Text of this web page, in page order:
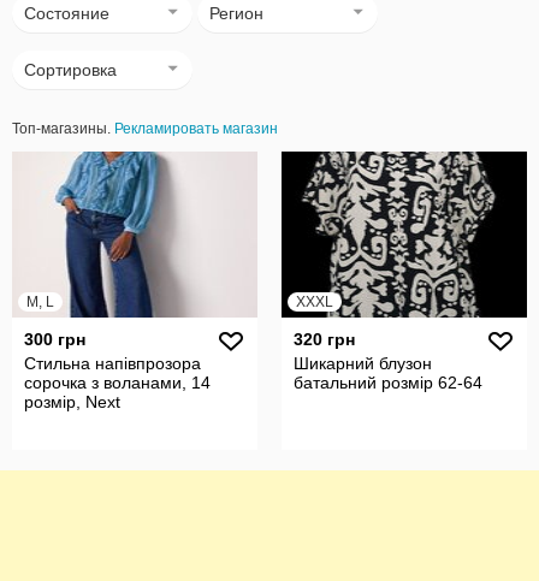
Состояние Регион
Сортировка
Топ-магазины. Рекламировать магазин
M, L
300 грн
Стильна напівпрозора
сорочка з воланами, 14
розмір, Next
XXXL
320 грн
Шикарний блузон
батальний розмір 62-64